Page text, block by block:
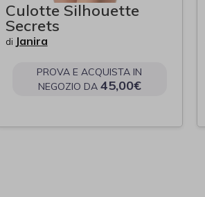
Culotte Silhouette
Secrets
di Janira
PROVA E ACQUISTA IN
NEGOZIO DA 45,00€